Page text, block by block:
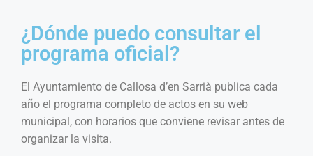
¿Dónde puedo consultar el
programa oficial?
El Ayuntamiento de Callosa d’en Sarrià publica cada
año el programa completo de actos en su web
municipal, con horarios que conviene revisar antes de
organizar la visita.